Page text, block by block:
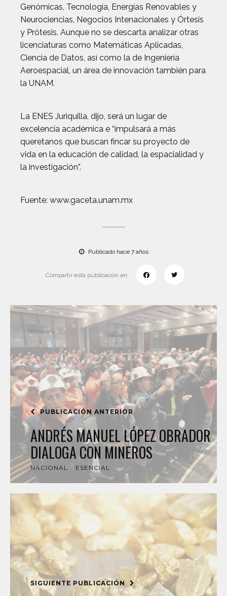
Genómicas, Tecnología, Energías Renovables y
Neurociencias, Negocios Intenacionales y Órtesis
y Prótesis. Aunque no se descarta analizar otras
licenciaturas como Matemáticas Aplicadas,
Ciencia de Datos, así como la de Ingeniería
Aeroespacial, un área de innovación también para
la UNAM.
La ENES Juriquilla, dijo, será un lugar de
excelencia académica e “impulsará a más
queretanos que buscan fincar su proyecto de
vida en la educación de calidad, la espacialidad y
la investigación”.
Fuente: www.gaceta.unam.mx
Publicado hace 7 años
Compartir esta publicación en:
PUBLICACIÓN ANTERIOR
ANDRÉS MANUEL LÓPEZ OBRADOR
DIALOGA CON MINEROS
NACIONAL ESENCIAL
SIGUIENTE PUBLICACIÓN